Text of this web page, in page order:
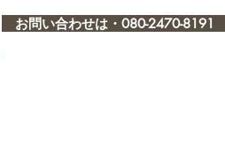
お問い合わせは・080-2470-8191